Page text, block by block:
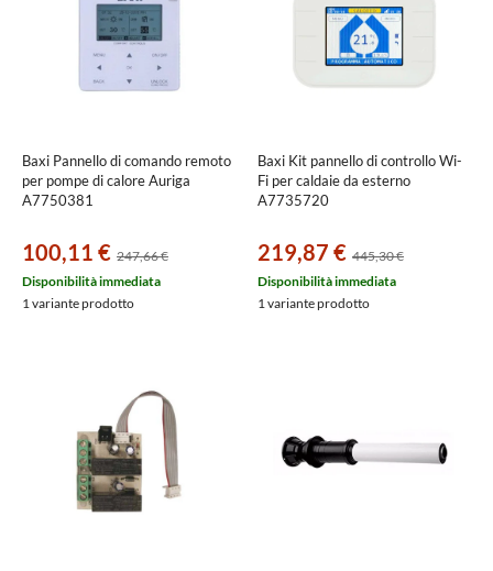
Baxi Pannello di comando remoto
per pompe di calore Auriga
A7750381
100,11 € 247,66 €
Disponibilità immediata
1 variante prodotto
Baxi Kit pannello di controllo Wi-
Fi per caldaie da esterno
A7735720
219,87 € 445,30 €
Disponibilità immediata
1 variante prodotto